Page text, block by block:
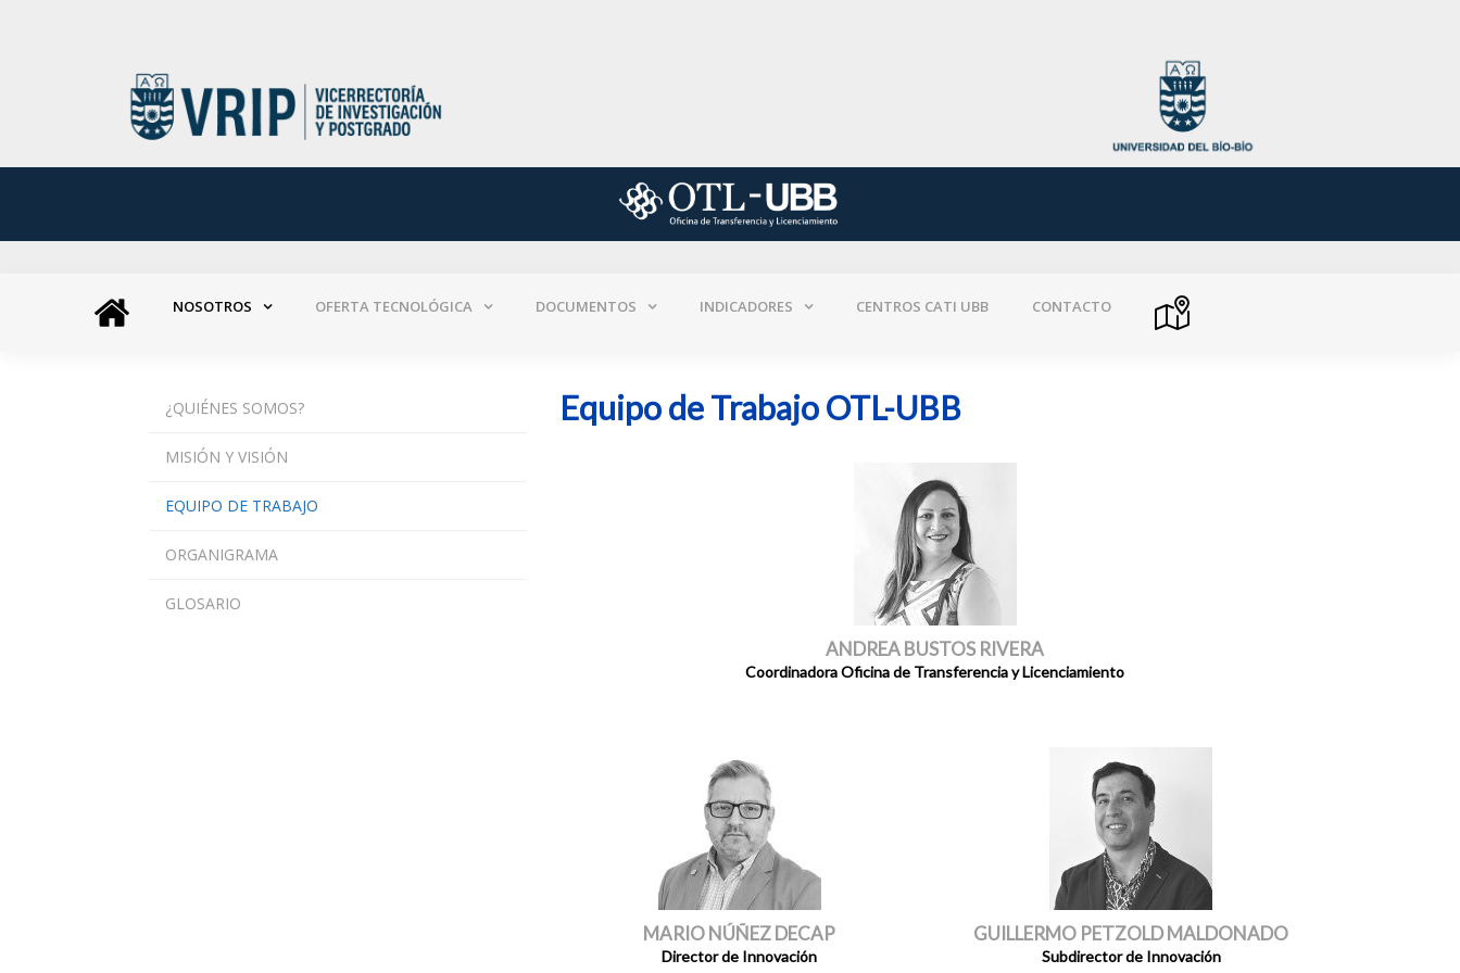
NOSOTROS OFERTA TECNOLÓGICA DOCUMENTOS INDICADORES CENTROS CATI UBB CONTACTO
¿QUIÉNES SOMOS?
MISIÓN Y VISIÓN
EQUIPO DE TRABAJO
ORGANIGRAMA
GLOSARIO
Equipo de Trabajo OTL-UBB
ANDREA BUSTOS RIVERA
Coordinadora Oficina de Transferencia y Licenciamiento
MARIO NÚÑEZ DECAP
Director de Innovación
GUILLERMO PETZOLD MALDONADO
Subdirector de Innovación